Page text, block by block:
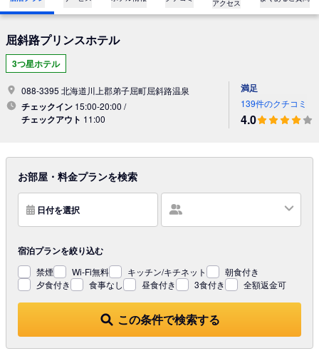
アクセス
屈斜路プリンスホテル
3つ星ホテル
088-3395 北海道川上郡弟子屈町屈斜路温泉
チェックイン 15:00-20:00 /
チェックアウト 11:00
満足
139件のクチコミ
4.0
お部屋・料金プランを検索
日付を選択
この条件で検索する
宿泊プランを絞り込む
禁煙 Wi-Fi無料 キッチン/キチネット
朝食付き
夕食付き
食事なし 昼食付き 3食付き 全額返金可